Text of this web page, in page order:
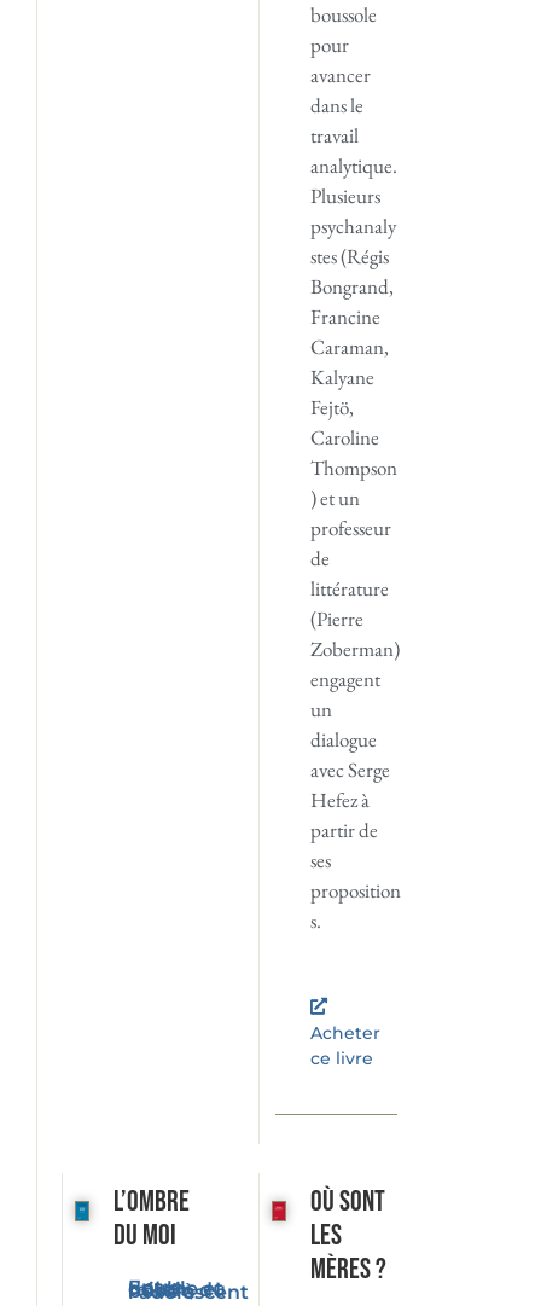
boussole
pour
avancer
dans le
travail
analytique.
Plusieurs
psychanaly
stes (Régis
Bongrand,
Francine
Caraman,
Kalyane
Fejtö,
Caroline
Thompson
) et un
professeur
de
littérature
(Pierre
Zoberman)
engagent
un
dialogue
avec Serge
Hefez à
partir de
ses
proposition
s.
Acheter
ce livre
L’ombre
du moi
Entre double et miroir, du bébé à l'adolescent
Où sont
les
mères ?